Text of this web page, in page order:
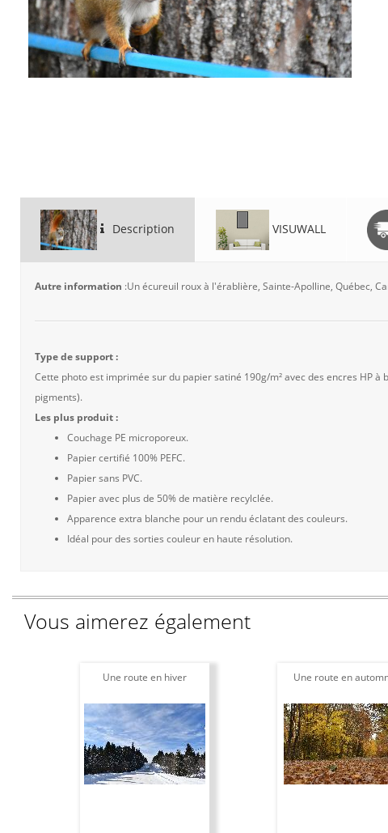
Description VISUWALL
Autre information :Un écureuil roux à l'érablière, Sainte-Apolline, Québec,
Type de support :
Cette photo est imprimée sur du papier satiné 190g/m² avec des encres HP à
pigments).
Les plus produit :
Couchage PE microporeux.
Papier certifié 100% PEFC.
Papier sans PVC.
Papier avec plus de 50% de matière recylclée.
Apparence extra blanche pour un rendu éclatant des couleurs.
Idéal pour des sorties couleur en haute résolution.
Vous aimerez également
Une route en hiver Une route en